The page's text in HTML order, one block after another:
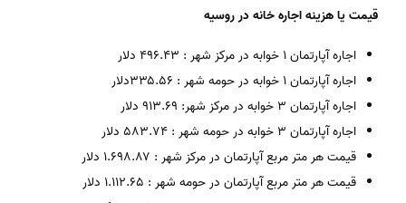
قیمت یا هزینه اجاره خانه در روسیه
اجاره آپارتمان ۱ خوابه در مرکز شهر : ۴۹۶.۴۳ دلار
اجاره آپارتمان ۱ خوابه در حومه شهر : ۳۳۵.۵۶دلار
اجاره آپارتمان ۳ خوابه در مرکز شهر: ۹۱۳.۶۹ دلار
اجاره آپارتمان ۳ خوابه در حومه شهر : ۵۸۳.۷۴ دلار
قیمت هر متر مربع آپارتمان در مرکز شهر : ۱.۶۹۸.۸۷ دلار
قیمت هر متر مربع آپارتمان در حومه شهر : ۱.۱۱۲.۶۵ دلار